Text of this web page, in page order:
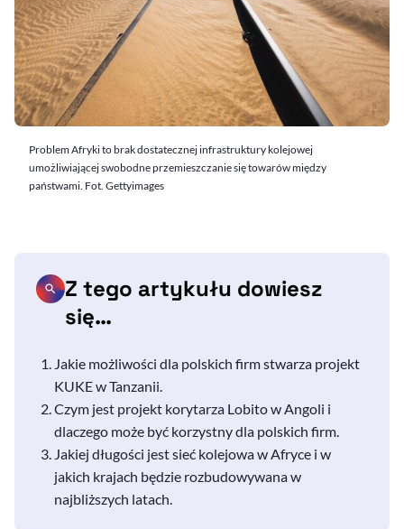
Problem Afryki to brak dostatecznej infrastruktury kolejowej
umożliwiającej swobodne przemieszczanie się towarów między
państwami. Fot. Gettyimages
Z tego artykułu dowiesz
się…
Jakie możliwości dla polskich firm stwarza projekt
KUKE w Tanzanii.
Czym jest projekt korytarza Lobito w Angoli i
dlaczego może być korzystny dla polskich firm.
Jakiej długości jest sieć kolejowa w Afryce i w
jakich krajach będzie rozbudowywana w
najbliższych latach.